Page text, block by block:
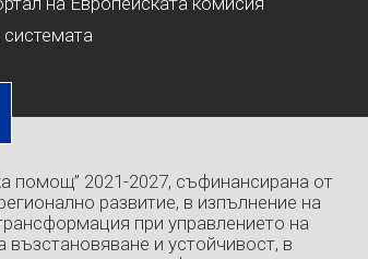
системата
помощ” 2021-2027, съфинансирана от
развитие, в изпълнение на
при управлението на
и устойчивост, в